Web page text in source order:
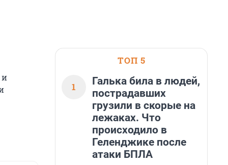
и
ТОП 5
1
Галька била в людей,
пострадавших
грузили в скорые на
лежаках. Что
происходило в
Геленджике после
атаки БПЛА